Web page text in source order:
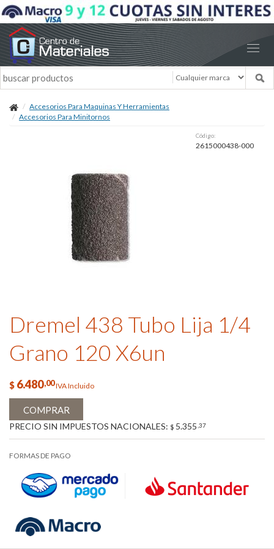
Accesorios Para Maquinas Y Herramientas
Accesorios Para Minitornos
Código:
2615000438-000
Dremel 438 Tubo Lija 1/4
Grano 120 X6un
$ 6.480,00IVA Incluido
COMPRAR
PRECIO SIN IMPUESTOS NACIONALES: $ 5.355 ,37
FORMAS DE PAGO